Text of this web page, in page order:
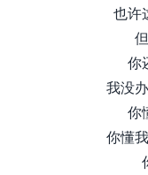
也许
你
我没
你
你懂